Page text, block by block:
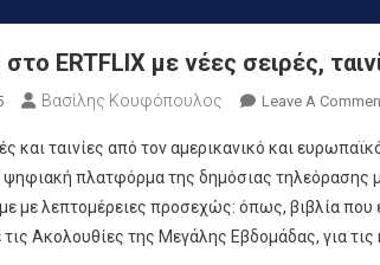
ERTFLIX με νέες σειρές,
Βασίλης Κουφόπουλος Leave A
και ταινίες από τον αμερικανικό και
ψηφιακή πλατφόρμα της δημόσιας τηλεόρασης
με λεπτομέρειες προσεχώς: όπως, βιβλία που
τις Ακολουθίες της Μεγάλης Εβδομάδας, για τις